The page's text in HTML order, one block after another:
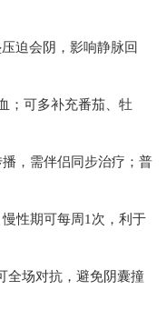
迫会阴，影响静脉回
；可多补充番茄、牡
，需伴侣同步治疗；普
性期可每周1次，利于
全场对抗，避免阴囊撞